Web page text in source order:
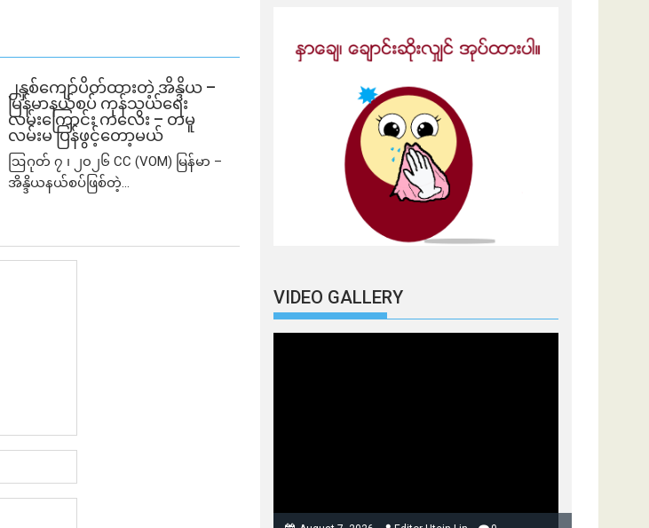
၂နှစ်​ကျော်ပိတ်ထားတဲ့ အိန္ဒိယ –
မြန်မာနယ်စပ် ကုန်သွယ်ရေး
လမ်းကြောင်း ကလေး – တမူ
လမ်းမ ပြန်ဖွင့်တော့မယ်
ဩဂုတ် ၇ ၊ ၂၀၂၆ CC (VOM) မြန်မာ –
အိန္ဒိယနယ်စပ်ဖြစ်တဲ့...
VIDEO GALLERY